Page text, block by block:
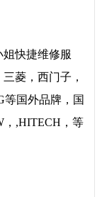
快捷维修服
菱，西门子，
国外品牌，国
，,HITECH，等